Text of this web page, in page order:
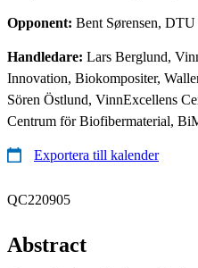
Opponent: Bent Sørensen, DTU
Handledare: Lars Berglund,
Innovation, Biokompositer,
Sören Östlund, VinnExcellens
Centrum för Biofibermaterial,
Exportera till kalender
QC220905
Abstract